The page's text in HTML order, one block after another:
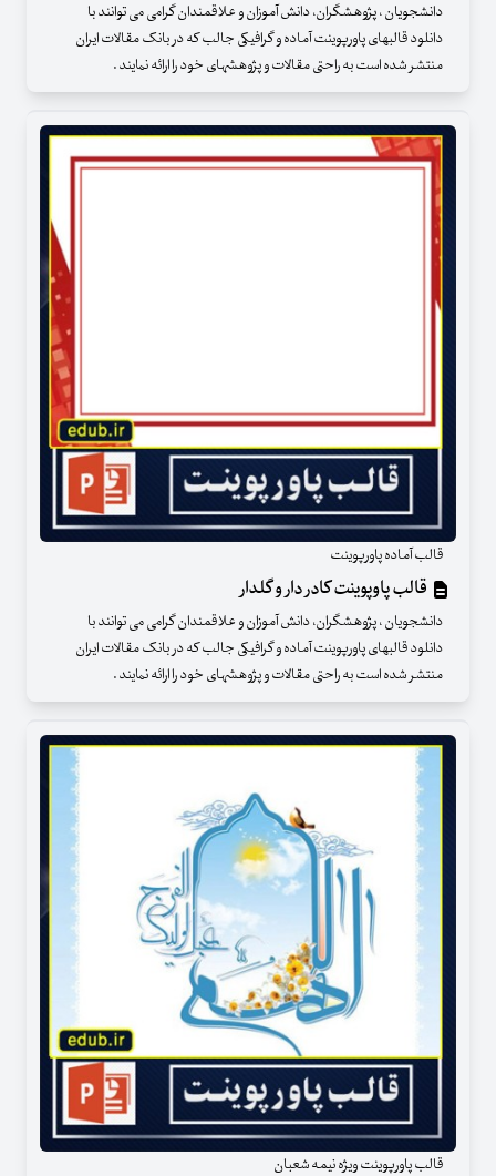
دانشجویان ، پژوهشگران، دانش آموزان و علاقمندان گرامی می توانند با
دانلود قالبهای پاورپوینت آماده و گرافیکی جالب که در بانک مقالات ایران
منتشر شده است به راحتی مقالات و پژوهشهای خود را ارائه نمایند .
قالب آماده پاورپوینت
قالب پاوپوینت کادر دار و گلدار
دانشجویان ، پژوهشگران، دانش آموزان و علاقمندان گرامی می توانند با
دانلود قالبهای پاورپوینت آماده و گرافیکی جالب که در بانک مقالات ایران
منتشر شده است به راحتی مقالات و پژوهشهای خود را ارائه نمایند .
قالب پاورپوینت ویژه نیمه شعبان